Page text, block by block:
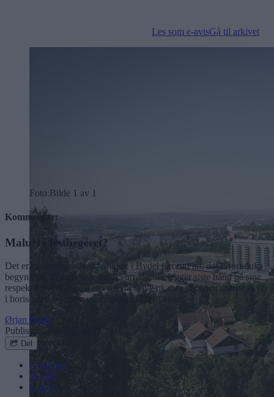
Les som e-avisGå til arkivet
Foto:Bilde 1 av 1
Kommentar:
Malurt i festbegeret?
Det er nærmest festivalstemning i Bydel Grorud nå, der Groruduka
begynte på fredag. Selv om 55 arrangører legger siste hånd på sine
respektive verk, og alt er i rute til selve uka, er det noen mørke skyer
i horisonten og noen ubehagelige skjær i sjøen.
Ørjan Brage
Publisert 12. jun 22 kl. 07:00
Del
Facebook
Twitter
E-post